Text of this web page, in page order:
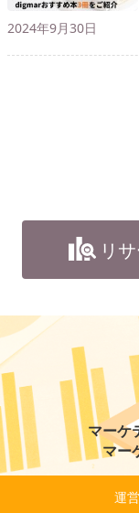
2024年9月30日
リ
マーケ
マー
運